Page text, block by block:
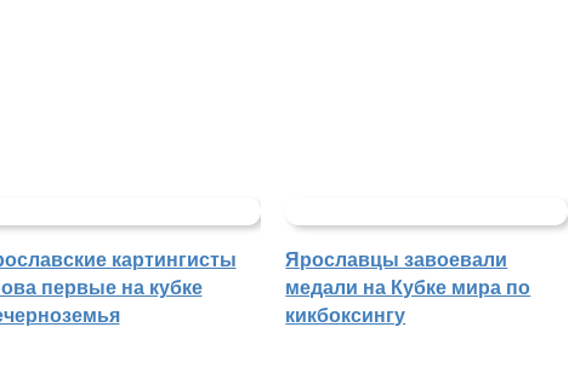
картингисты
первые на кубке
Ярославцы завоевали
медали на Кубке мира по
кикбоксингу